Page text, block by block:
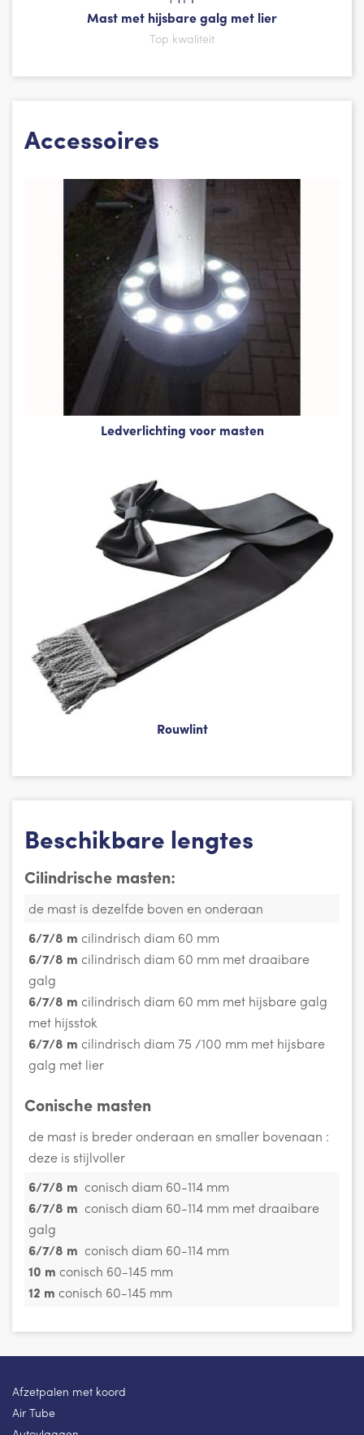
Mast met hijsbare galg met lier
Top kwaliteit
Accessoires
Ledverlichting voor masten
Rouwlint
Beschikbare lengtes
Cilindrische masten:
de mast is dezelfde boven en onderaan
6/7/8 m cilindrisch diam 60 mm
6/7/8 m cilindrisch diam 60 mm met draaibare
galg
6/7/8 m cilindrisch diam 60 mm met hijsbare galg
met hijsstok
6/7/8 m cilindrisch diam 75 /100 mm met hijsbare
galg met lier
Conische masten
de mast is breder onderaan en smaller bovenaan :
deze is stijlvoller
6/7/8 m conisch diam 60-114 mm
6/7/8 m conisch diam 60-114 mm met draaibare
galg
6/7/8 m conisch diam 60-114 mm
10 m conisch 60-145 mm
12 m conisch 60-145 mm
Afzetpalen met koord
Air Tube